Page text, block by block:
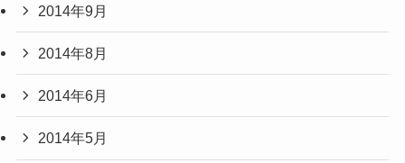
2014年9月
2014年8月
2014年6月
2014年5月